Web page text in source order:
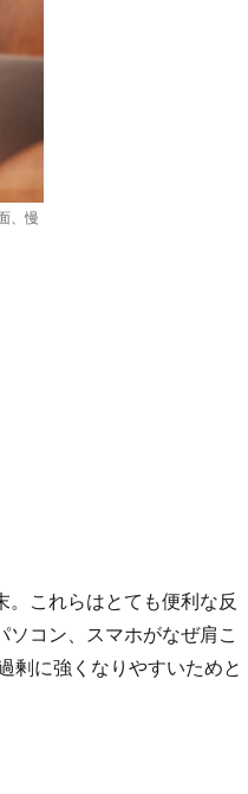
、慢
。これらはとても便利な反
コン、スマホがなぜ肩こ
剰に強くなりやすいためと